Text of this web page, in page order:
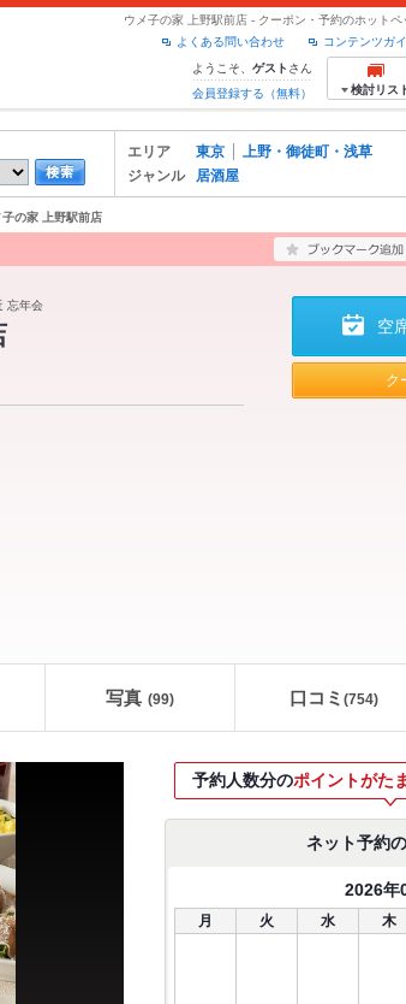
ウメ子の家 上野駅前店 - クーポン・予約のホットペ
コンテンツガ
よくある問い合わせ
ようこそ、 ゲスト さん
会員登録する（無料）
検討リス
エリア 東京
上野・御徒町・浅草
ジャンル
居酒屋
子の家 上野駅前店
忘年会
空
ク
写真 (99) 口コミ (754)
予約人数分のポイントがた
ネット予約
2026年
月 火 水 木